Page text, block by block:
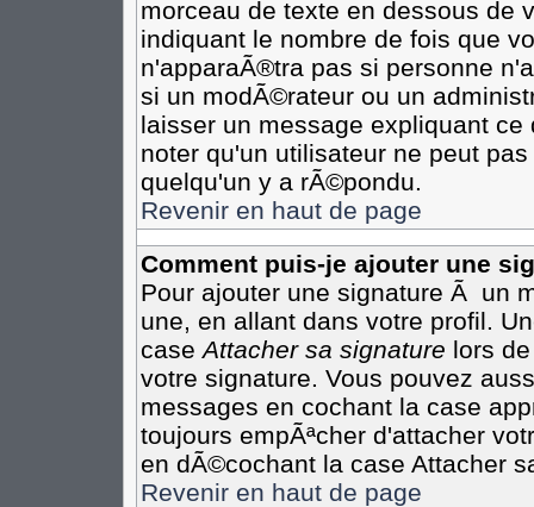
morceau de texte en dessous de
indiquant le nombre de fois que
n'apparaÃ®tra pas si personne
si un modÃ©rateur ou un
laisser un message expliquant
noter qu'un utilisateur ne peut
quelqu'un y a rÃ©pondu.
Revenir en haut de page
Comment puis-je ajouter une
Pour ajouter une signature Ã un
une, en allant dans votre profil.
caseAttacher sa signature lors
votre signature. Vous pouvez
messages en cochant la case
toujours empÃªcher d'attacher
en dÃ©cochant la case Attacher
Revenir en haut de page